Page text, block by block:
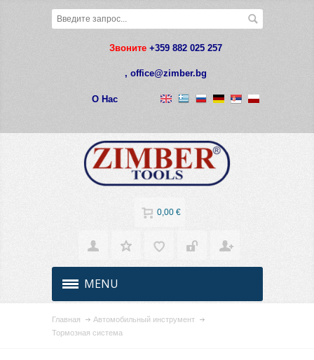
Звоните +359 882 025 257
, office@zimber.bg
О Нас
0,00 €
MENU
Главная
Автомобильный инструмент
Тормозная система